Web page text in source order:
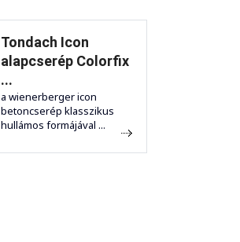
Tondach Icon
alapcserép Colorfix
...
a wienerberger icon
betoncserép klasszikus
hullámos formájával ...